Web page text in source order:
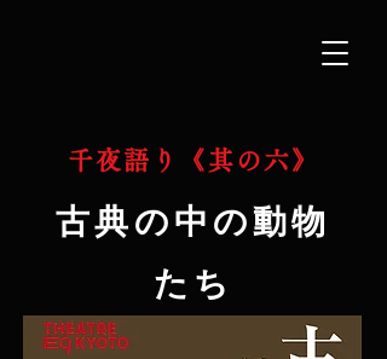
千夜語り《其の六》
古典の中の動物
たち